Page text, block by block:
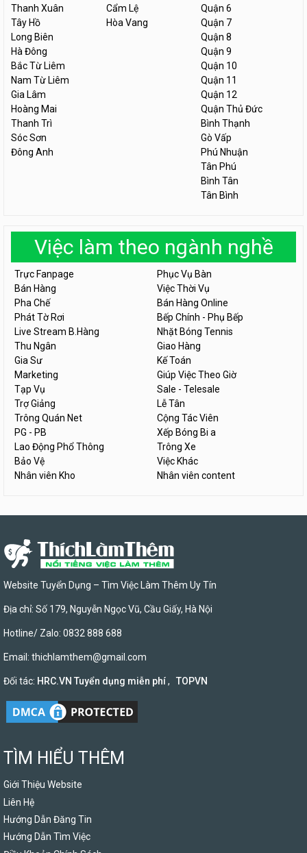
Thanh Xuân
Tây Hồ
Long Biên
Hà Đông
Bắc Từ Liêm
Nam Từ Liêm
Gia Lâm
Hoàng Mai
Thanh Trì
Sóc Sơn
Đông Anh
Cẩm Lệ
Hòa Vang
Quận 6
Quận 7
Quận 8
Quận 9
Quận 10
Quận 11
Quận 12
Quận Thủ Đức
Bình Thạnh
Gò Vấp
Phú Nhuận
Tân Phú
Bình Tân
Tân Bình
Việc làm theo ngành nghề
Trực Fanpage
Phục Vụ Bàn
Bán Hàng
Việc Thời Vụ
Pha Chế
Bán Hàng Online
Phát Tờ Rơi
Bếp Chính - Phụ Bếp
Live Stream B.Hàng
Nhặt Bóng Tennis
Thu Ngân
Giao Hàng
Gia Sư
Kế Toán
Marketing
Giúp Việc Theo Giờ
Tạp Vụ
Sale - Telesale
Trợ Giảng
Lễ Tân
Trông Quán Net
Cộng Tác Viên
PG - PB
Xếp Bóng Bi a
Lao Động Phổ Thông
Trông Xe
Bảo Vệ
Việc Khác
Nhân viên Kho
Nhân viên content
Website Tuyển Dụng – Tìm Việc Làm Thêm Uy Tín
Địa chỉ: Số 179, Nguyễn Ngọc Vũ, Cầu Giấy, Hà Nội
Hotline/ Zalo: 0832 888 688
Email: thichlamthem@gmail.com
Đối tác: HRC.VN Tuyển dụng miễn phí, TOPVN
TÌM HIỂU THÊM
Giới Thiệu Website
Liên Hệ
Hướng Dẫn Đăng Tin
Hướng Dẫn Tìm Việc